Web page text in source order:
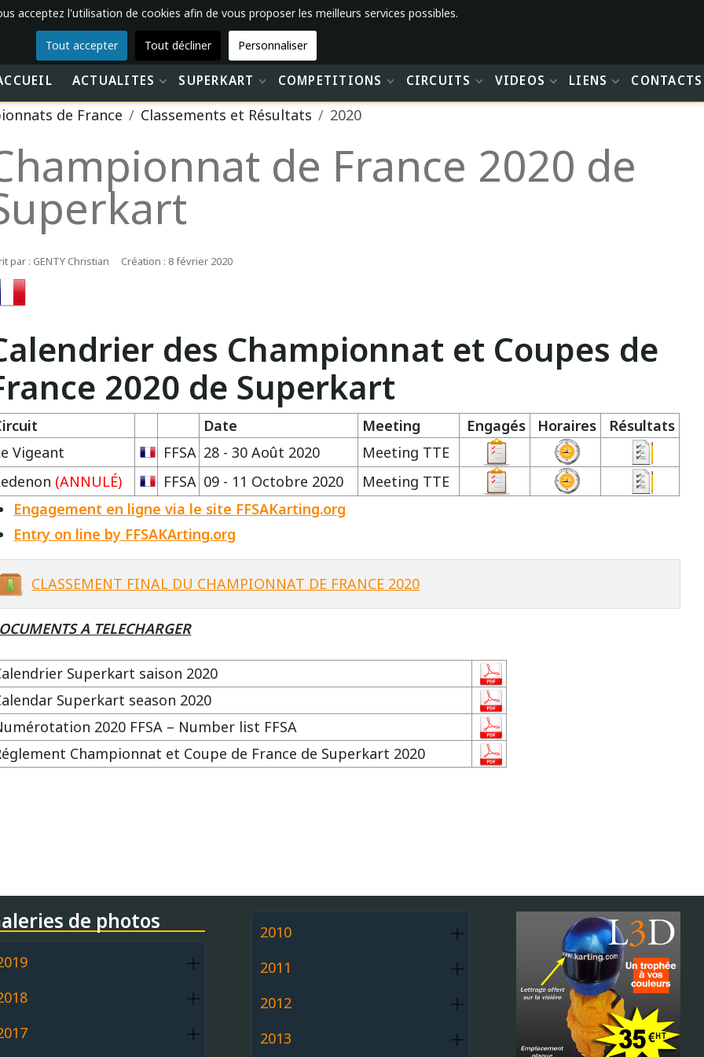
ACTUALITES SUPERKART COMPETITIONS CIRCUITS VIDEOS LIENS CONTACTS
de France Classements et Résultats 2020
de France 2020 de
par : GENTY Christian Création : 8 février 2020
des Championnat et Coupes de
2020 de Superkart
Date Meeting Engagés Horaires
Résultats
Vigeant
FFSA 28 - 30 Août 2020
Meeting TTE
(ANNULÉ) FFSA 09 - 11 Octobre 2020
Meeting TTE
Engagement en ligne via le site FFSAKarting.org
Entry on line by FFSAKArting.org
CLASSEMENT FINAL DU CHAMPIONNAT DE FRANCE 2020
A TELECHARGER
Superkart saison 2020
Superkart season 2020
2020 FFSA – Number list FFSA
Championnat et Coupe de France de Superkart 2020
de photos
2010
2011
2012
2013
acceptez l'utilisation de cookies afin de vous proposer les meilleurs services possibles.
Tout accepter Tout décliner
Personnaliser